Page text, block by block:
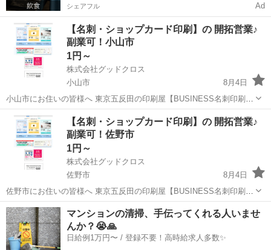
シェアフル Ad
【名刺・ショップカード印刷】の 開拓営業♪
副業可！小山市
1円～
株式会社グッドクロス
小山市
8月4日
小山市にお住いの皆様へ 東京五反田の印刷屋【BUSINESS名刺印刷
所】です。 Wワーク・副業として 企業や飲食店等の店舗に対して 名
刺印刷の開拓営業 を行っていただける方を募集しています。 今のあ
な...
栃木 小山市 営業 スタッフ
【名刺・ショップカード印刷】の 開拓営業♪
副業可！佐野市
1円～
株式会社グッドクロス
佐野市
8月4日
佐野市にお住いの皆様へ 東京五反田の印刷屋【BUSINESS名刺印刷
所】です。 Wワーク・副業として 企業や飲食店等の店舗に対して 名
刺印刷の開拓営業 を行っていただける方を募集しています。 今のあ
な...
栃木 佐野市 スタッフ
マンションの清掃、手伝ってくれる人いませ
んか？😭🙏
日給例1万円〜 / 登録不要！高時給求人多数✨